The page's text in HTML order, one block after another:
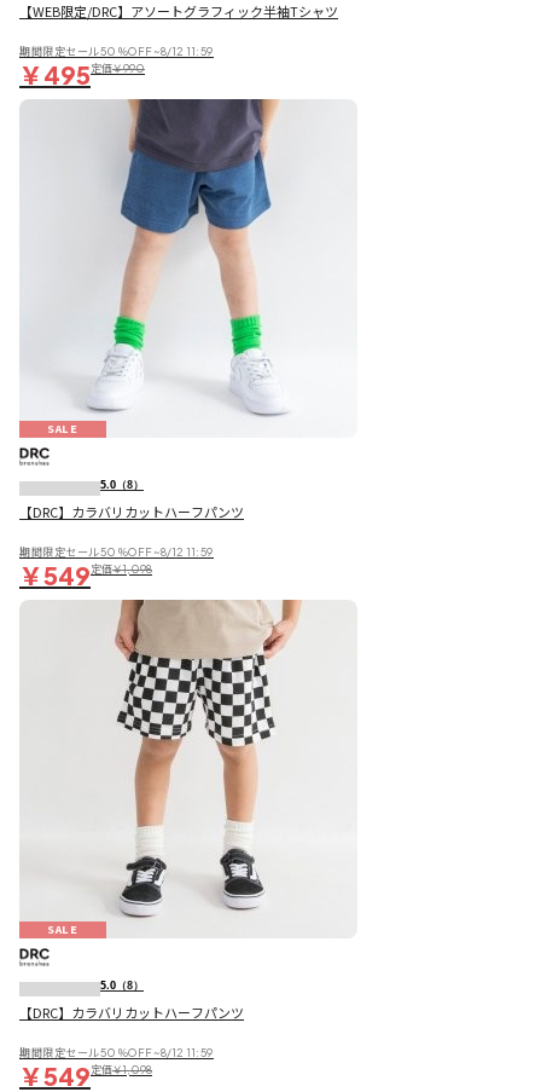
【WEB限定/DRC】アソートグラフィック半袖Tシャツ
期間限定セール50％OFF~8/12 11:59
￥495定価￥990
SALE
5.0 （8）
【DRC】カラバリカットハーフパンツ
期間限定セール50％OFF~8/12 11:59
￥549定価￥1,098
SALE
5.0 （8）
【DRC】カラバリカットハーフパンツ
期間限定セール50％OFF~8/12 11:59
￥549定価￥1,098